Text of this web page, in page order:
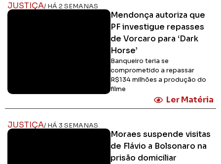
JUSTIÇA/ HÁ 2 SEMANAS
Mendonça autoriza que
PF investigue repasses
de Vorcaro para ‘Dark
Horse’
Banqueiro teria se
comprometido a repassar
R$134 milhões a produção do
filme
Ler Matéria
JUSTIÇA/ HÁ 3 SEMANAS
Moraes suspende visitas
de Flávio a Bolsonaro na
prisão domiciliar